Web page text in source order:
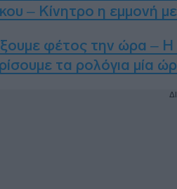
– Κίνητρο η εμμονή
φέτος την ώρα –
τα ρολόγια μία